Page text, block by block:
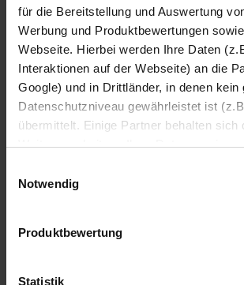
für die Bereitstellung und Auswertung
Werbung und Produktbewertungen
Webseite. Hierbei werden Ihre Daten
Interaktionen auf der Webseite) an die
Google) und in Drittländer, in denen kein
Datenschutzniveau gewährleistet ist
übermittelt. Einige Partner behalten sich
Weiterverarbeitung Ihrer Daten zu
Dritten). Weitere Infos erhalten Sie in der
widerrufen
Datenschutzerklärung
Notwendig
Produktbewertung
Statistik
beraten wir Sie auch gerne
neuen Elektrogeräte!
Unsere Fachberater hören Ihnen zu und
um Ihre Wünsche und Anforderungen zu
stellen wir sicher, dass Sie mit Ihrem Kauf
Gemeinsam finden wir das passende